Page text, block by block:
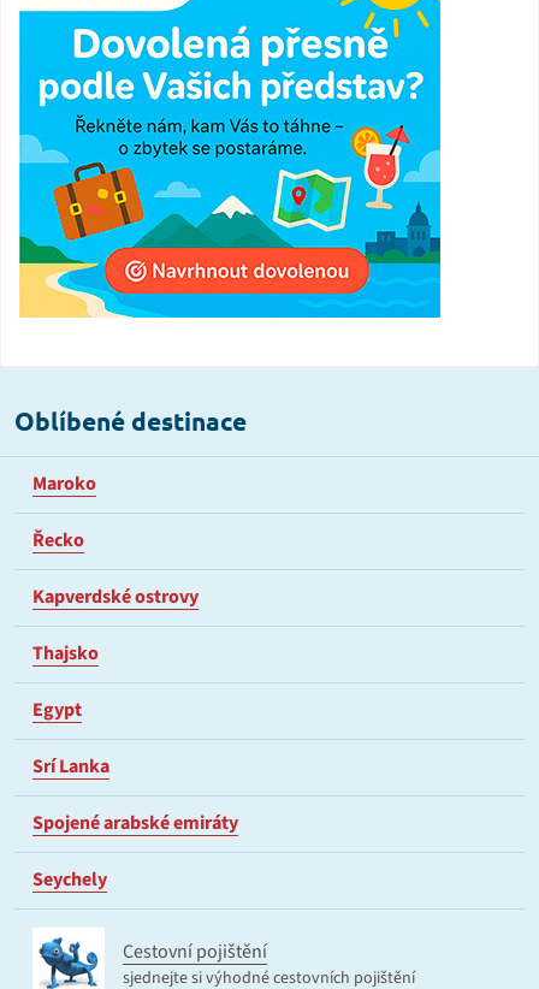
Oblíbené destinace
Maroko
Řecko
Kapverdské ostrovy
Thajsko
Egypt
Srí Lanka
Spojené arabské emiráty
Seychely
Cestovní pojištění
sjednejte si výhodné cestovních pojištění